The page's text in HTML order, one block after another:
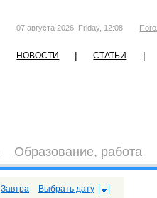
07 августа 2026, Friday, 12:08
НОВОСТИ | СТАТЬИ |
Образование, работа
Завтра